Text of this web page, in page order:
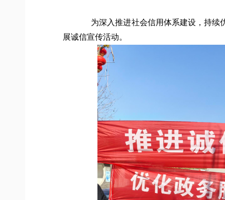
为深入推进社会信用体系建设，持续
展诚信宣传活动。